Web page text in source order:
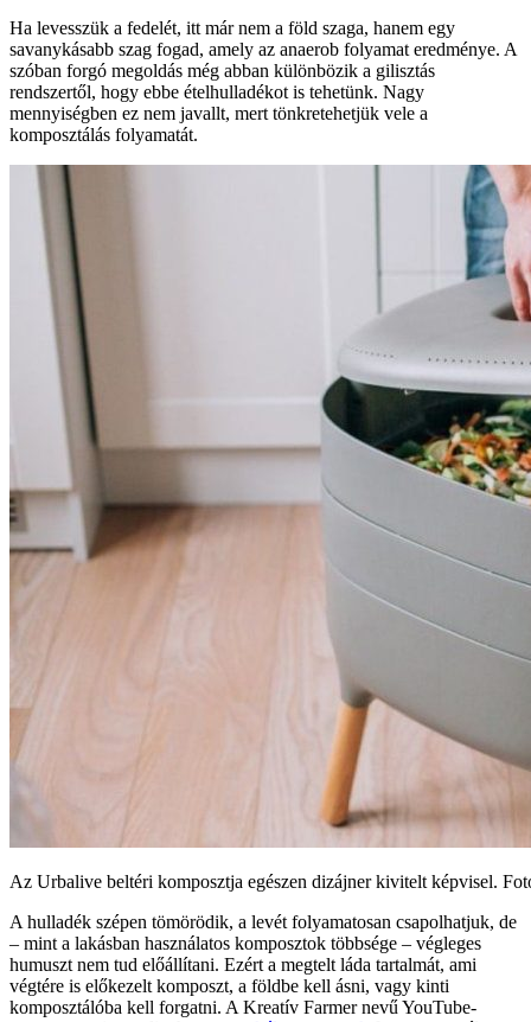
Ha levesszük a fedelét, itt már nem a föld szaga, hanem egy
savanykásabb szag fogad, amely az anaerob folyamat eredménye. A
szóban forgó megoldás még abban különbözik a gilisztás
rendszertől, hogy ebbe ételhulladékot is tehetünk. Nagy
mennyiségben ez nem javallt, mert tönkretehetjük vele a
komposztálás folyamatát.
Az Urbalive beltéri komposztja egészen dizájner kivitelt képvisel.
A hulladék szépen tömörödik, a levét folyamatosan csapolhatjuk, de
– mint a lakásban használatos komposztok többsége – végleges
humuszt nem tud előállítani. Ezért a megtelt láda tartalmát, ami
végtére is előkezelt komposzt, a földbe kell ásni, vagy kinti
komposztálóba kell forgatni. A Kreatív Farmer nevű YouTube-